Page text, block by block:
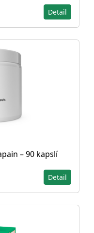
Detail
– 90 kapslí
Detail